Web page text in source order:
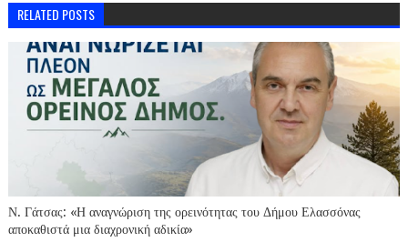
RELATED POSTS
Ν. Γάτσας: «Η αναγνώριση της ορεινότητας του Δήμου Ελασσόνας
αποκαθιστά μια διαχρονική αδικία»